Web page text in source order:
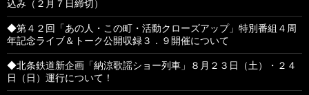
込み（２月７日締切）
◆第４２回「あの人・この町・活動クローズアップ」特別番組４周
年記念ライブ＆トーク公開収録３．９開催について
◆北条鉄道新企画「納涼歌謡ショー列車」８月２３日（土）・２４
日（日）運行について！